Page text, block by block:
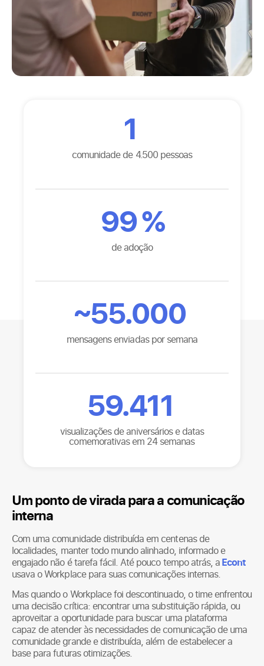
1
comunidade de 4.500 pessoas
99%
de adoção
~55.000
mensagens enviadas por semana
59.411
visualizações de aniversários e datas
comemorativas em 24 semanas
Um ponto de virada para a comunicação
interna
Com uma comunidade distribuída em centenas de
localidades, manter todo mundo alinhado, informado e
engajado não é tarefa fácil. Até pouco tempo atrás, aEcont
usava o Workplace para suas comunicações internas.
Mas quando o Workplace foi descontinuado, o time enfrentou
uma decisão crítica: encontrar uma substituição rápida, ou
aproveitar a oportunidade para buscar uma plataforma
capaz de atender às necessidades de comunicação de uma
comunidade grande e distribuída, além de estabelecer a
base para futuras otimizações.